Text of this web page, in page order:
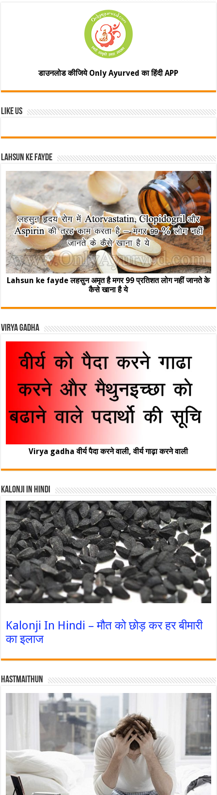
डाउनलोड कीजिये Only Ayurved का हिंदी APP
Like Us
Lahsun ke fayde
Lahsun ke fayde लहसुन अमृत है मगर 99 प्रतिशत लोग नहीं जानते के
कैसे खाना है ये
Virya Gadha
Virya gadha वीर्य पैदा करने वाली, वीर्य गाढ़ा करने वाली
Kalonji In Hindi
Kalonji In Hindi – मौत को छोड़ कर हर बीमारी
का इलाज
Hastmaithun